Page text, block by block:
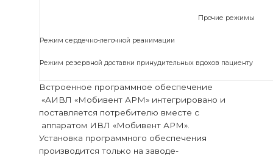
Прочие режимы
Режим сердечно-легочной реанимации
Режим резервной доставки принудительных вдохов пациенту
Встроенное программное обеспечение
«АИВЛ «Мобивент АРМ» интегрировано и
поставляется потребителю вместе с
аппаратом ИВЛ «Мобивент АРМ».
Установка программного обеспечения
производится только на заводе-